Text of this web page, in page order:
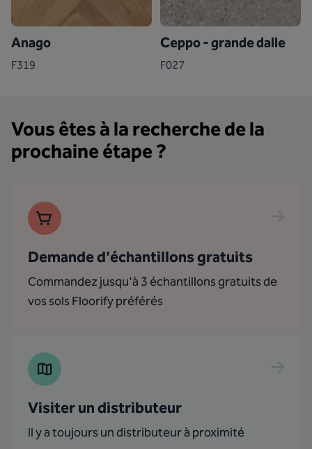
Anago
F319
Ceppo - grande dalle
F027
Vous êtes à la recherche de la
prochaine étape ?
Demande d'échantillons gratuits
Commandez jusqu'à 3 échantillons gratuits de
vos sols Floorify préférés
Visiter un distributeur
Il y a toujours un distributeur à proximité